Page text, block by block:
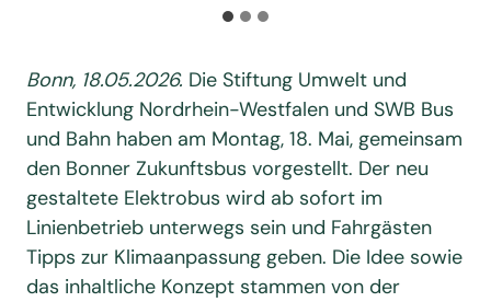
Bonn, 18.05.2026. Die Stiftung Umwelt und
Entwicklung Nordrhein-Westfalen und SWB Bus
und Bahn haben am Montag, 18. Mai, gemeinsam
den Bonner Zukunftsbus vorgestellt. Der neu
gestaltete Elektrobus wird ab sofort im
Linienbetrieb unterwegs sein und Fahrgästen
Tipps zur Klimaanpassung geben. Die Idee sowie
das inhaltliche Konzept stammen von der